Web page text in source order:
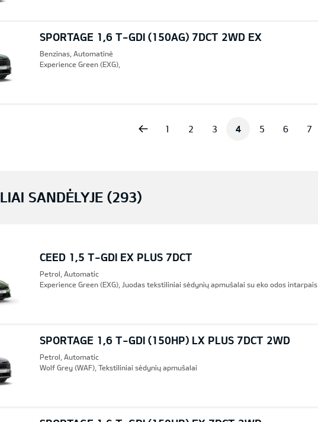
SPORTAGE 1,6 T-GDI (150AG) 7DCT 2WD EX
Benzinas, Automatinė
Experience Green (EXG),
1 2 3 4 5 6 7
SANDĖLYJE (293)
CEED 1,5 T-GDI EX PLUS 7DCT
Petrol, Automatic
Experience Green (EXG), Juodas tekstiliniai sėdynių apmušalai su eko odos intarpais
SPORTAGE 1,6 T-GDI (150HP) LX PLUS 7DCT 2WD
Petrol, Automatic
Wolf Grey (WAF), Tekstiliniai sėdynių apmušalai